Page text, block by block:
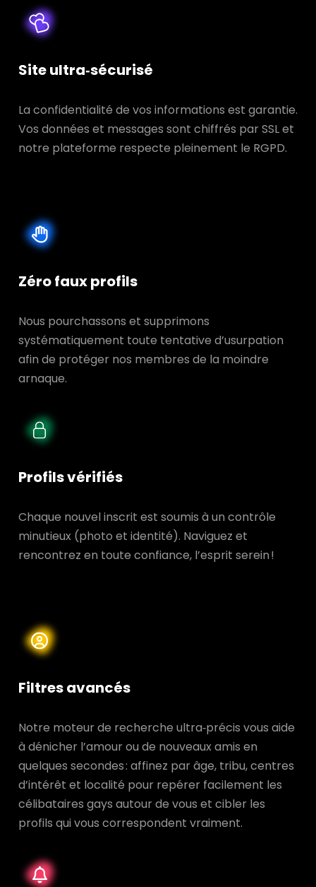
Site ultra‑sécurisé
La confidentialité de vos informations est garantie.
Vos données et messages sont chiffrés par SSL et
notre plateforme respecte pleinement le RGPD.
Zéro faux profils
Nous pourchassons et supprimons
systématiquement toute tentative d’usurpation
afin de protéger nos membres de la moindre
arnaque.
Profils vérifiés
Chaque nouvel inscrit est soumis à un contrôle
minutieux (photo et identité). Naviguez et
rencontrez en toute confiance, l’esprit serein !
Filtres avancés
Notre moteur de recherche ultra‑précis vous aide
à dénicher l’amour ou de nouveaux amis en
quelques secondes : affinez par âge, tribu, centres
d’intérêt et localité pour repérer facilement les
célibataires gays autour de vous et cibler les
profils qui vous correspondent vraiment.